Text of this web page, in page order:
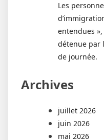
Les
entendues
détenue par
de journée.
Archives
juillet 2026
juin 2026
mai 2026